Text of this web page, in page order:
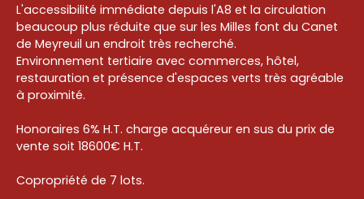
L'accessibilité immédiate depuis l'A8 et la circulation
beaucoup plus réduite que sur les Milles font du Canet
de Meyreuil un endroit très recherché.
Environnement tertiaire avec commerces, hôtel,
restauration et présence d'espaces verts très agréable
à proximité.
Honoraires 6% H.T. charge acquéreur en sus du prix de
vente soit 18600€ H.T.
Copropriété de 7 lots.